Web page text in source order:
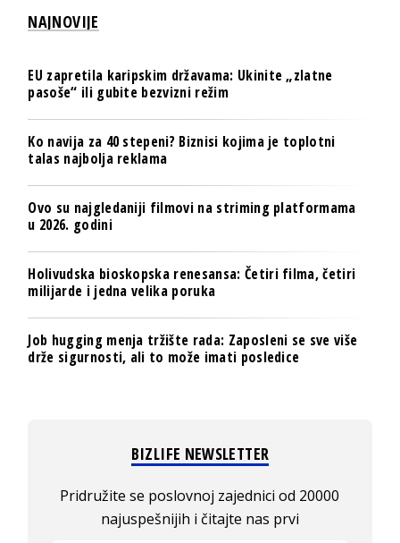
NAJNOVIJE
EU zapretila karipskim državama: Ukinite „zlatne
pasoše“ ili gubite bezvizni režim
Ko navija za 40 stepeni? Biznisi kojima je toplotni
talas najbolja reklama
Ovo su najgledaniji filmovi na striming platformama
u 2026. godini
Holivudska bioskopska renesansa: Četiri filma, četiri
milijarde i jedna velika poruka
Job hugging menja tržište rada: Zaposleni se sve više
drže sigurnosti, ali to može imati posledice
BIZLIFE NEWSLETTER
Pridružite se poslovnoj zajednici od 20000
najuspešnijih i čitajte nas prvi